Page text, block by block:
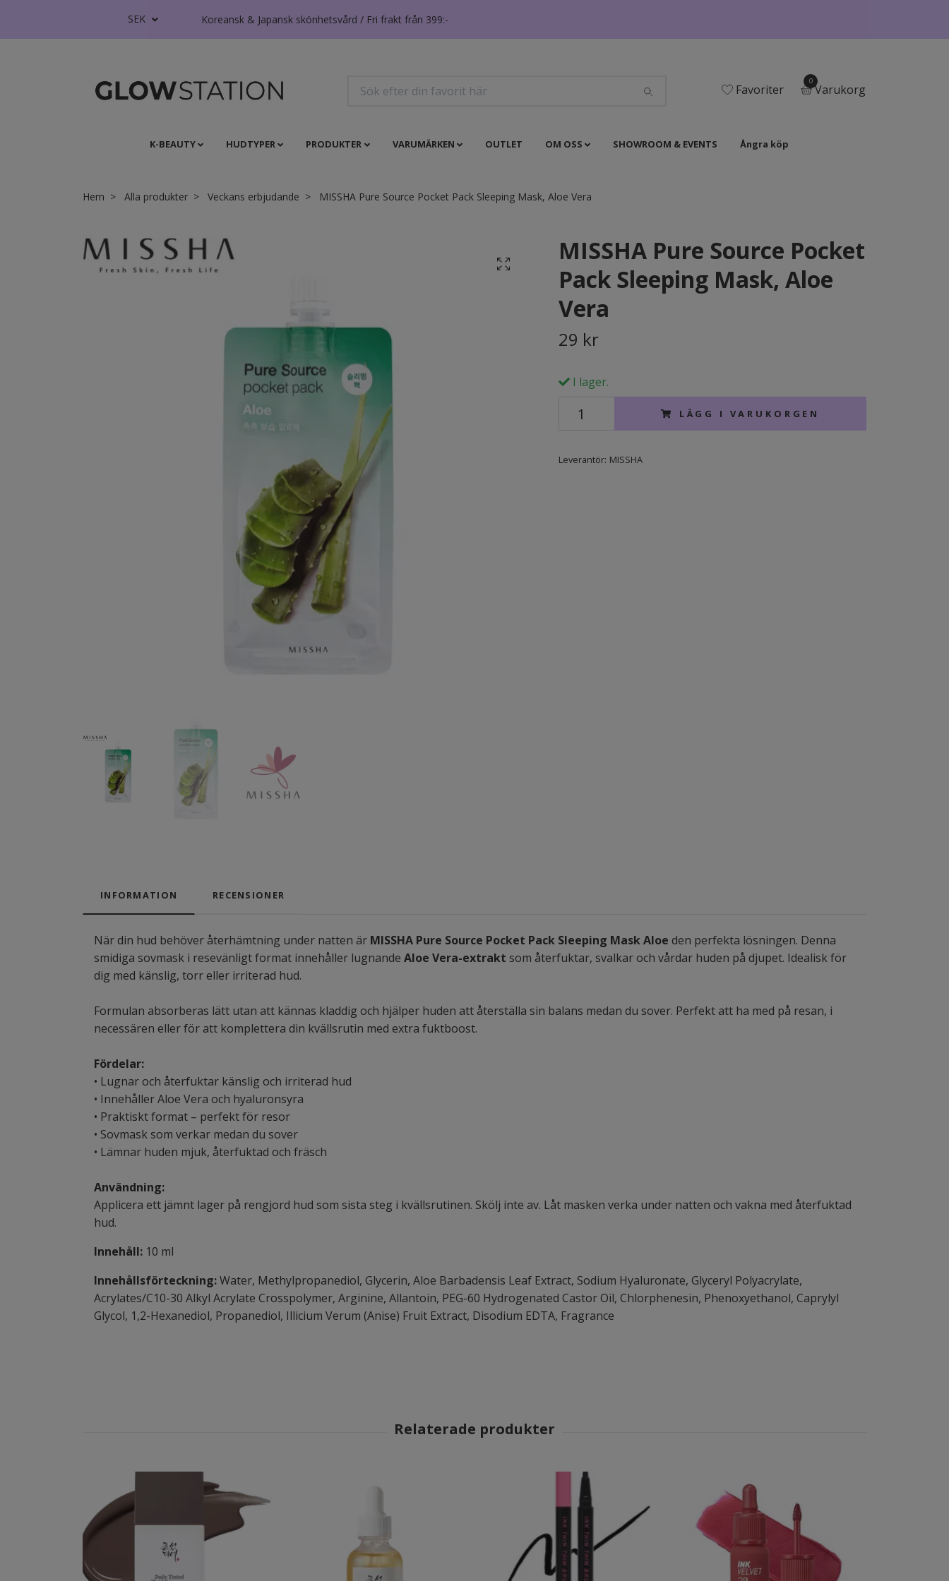
SEK Koreansk & Japansk skönhetsvård / Fri frakt från 399:-
Favoriter
0
Varukorg
K-BEAUTY HUDTYPER PRODUKTER VARUMÄRKEN OUTLET OM OSS SHOWROOM & EVENTS Ångra köp
Hem Alla produkter Veckans erbjudande MISSHA Pure Source Pocket Pack Sleeping Mask, Aloe Vera
MISSHA Pure Source Pocket
Pack Sleeping Mask, Aloe
Vera
29 kr
I lager.
LÄGG I VARUKORGEN
Leverantör: MISSHA
INFORMATION RECENSIONER
När din hud behöver återhämtning under natten är MISSHA Pure Source Pocket Pack Sleeping Mask Aloe den perfekta lösningen. Denna
smidiga sovmask i resevänligt format innehåller lugnande Aloe Vera-extrakt som återfuktar, svalkar och vårdar huden på djupet. Idealisk för
dig med känslig, torr eller irriterad hud.
Formulan absorberas lätt utan att kännas kladdig och hjälper huden att återställa sin balans medan du sover. Perfekt att ha med på resan, i
necessären eller för att komplettera din kvällsrutin med extra fuktboost.
Fördelar:
• Lugnar och återfuktar känslig och irriterad hud
• Innehåller Aloe Vera och hyaluronsyra
• Praktiskt format – perfekt för resor
• Sovmask som verkar medan du sover
• Lämnar huden mjuk, återfuktad och fräsch
Användning:
Applicera ett jämnt lager på rengjord hud som sista steg i kvällsrutinen. Skölj inte av. Låt masken verka under natten och vakna med återfuktad
hud.
Innehåll: 10 ml
Innehållsförteckning:Water, Methylpropanediol, Glycerin, Aloe Barbadensis Leaf Extract, Sodium Hyaluronate, Glyceryl Polyacrylate,
Acrylates/C10-30 Alkyl Acrylate Crosspolymer, Arginine, Allantoin, PEG-60 Hydrogenated Castor Oil, Chlorphenesin, Phenoxyethanol, Caprylyl
Glycol, 1,2-Hexanediol, Propanediol, Illicium Verum (Anise) Fruit Extract, Disodium EDTA, Fragrance